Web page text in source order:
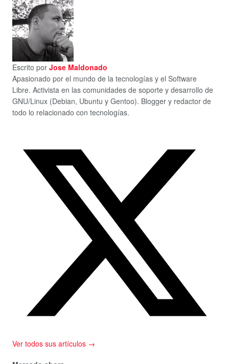
Escrito por Jose Maldonado
Apasionado por el mundo de la tecnologías y el Software
Libre. Activista en las comunidades de soporte y desarrollo de
GNU/Linux (Debian, Ubuntu y Gentoo). Blogger y redactor de
todo lo relacionado con tecnologías.
Ver todos sus artículos →